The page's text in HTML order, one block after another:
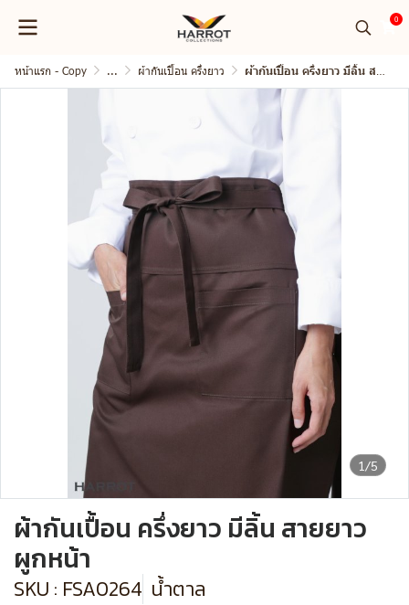
0
หน้าแรก - Copy ... ผ้ากันเปื้อน ครึ่งยาว ผ้ากันเปื้อน ครึ่งยาว มีลิ้น สายยาวผูกหน้า
1/5
ผ้ากันเปื้อน ครึ่งยาว มีลิ้น สายยาว
ผูกหน้า
SKU : FSA0264 น้ำตาล